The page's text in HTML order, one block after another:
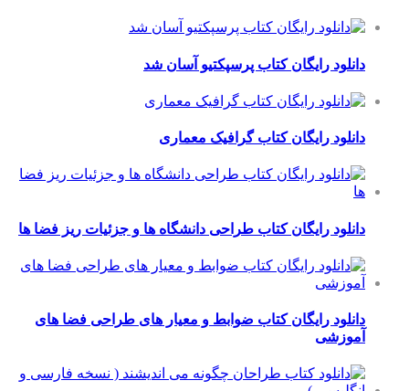
رایگان کتاب پرسپکتیو آسان شد
رایگان کتاب گرافیک معماری
رایگان کتاب طراحی دانشگاه ها و جزئیات ریز فضا ها
رایگان کتاب ضوابط و معیار های طراحی فضا های